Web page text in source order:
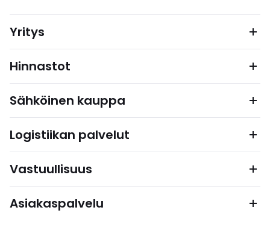
Yritys
Hinnastot
Sähköinen kauppa
Logistiikan palvelut
Vastuullisuus
Asiakaspalvelu